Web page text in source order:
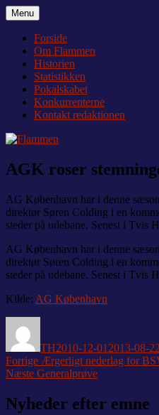
Videre
til
indhold
Flammen
Nyheder og debat om Team Tvis
Menu
Forside
Om Flammen
Historien
Statistikken
Pokalskabet
Konkurrenterne
Kontakt redaktionen
AGK roser
AG København har i denne
direktør Søren Colding i en
steder på udebane. Senest i Tvis
AG København har i denne
direktør Søren Colding i en
steder på udebane. Senest i Tvis
Kilde: AG København
TH2010-12-01 2013-08-22
Indlægsnavigation
Forrige Forrige
indlæg:
Ærgerligt nederlag for
Næste Næste
Generalprøve
Nyheder efter emne